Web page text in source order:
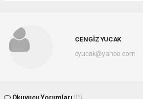
CENGİZ YUCAK
cyucak@yahoo.com
Okuyucu Yorumları (0)